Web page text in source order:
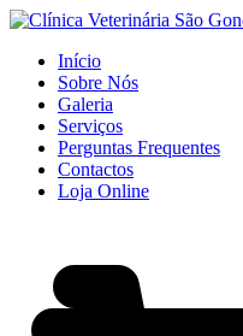
Início
Sobre Nós
Galeria
Serviços
Perguntas Frequentes
Contactos
Loja Online